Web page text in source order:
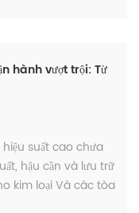
hành vượt trội: Từ
suất cao chưa
hậu cần và lưu trữ
kim loại Và các tòa